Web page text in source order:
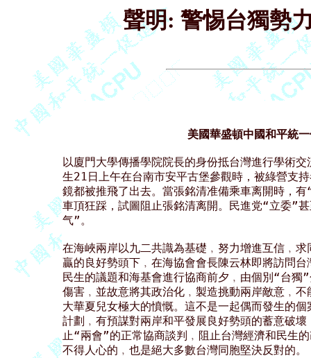
聲明: 警惕台獨勢
美國華盛頓中國和平統一
以廈門大學傳播學院院長的身份抵台灣進行學術
生21日上午在台南市安平古堡參觀時，被綠營支
鏡都被推飛了出去。當張銘清准備乘車离開時，
車頂狂踩，試圖阻止張銘清离開。民進党“立委”
气”。
在海峽兩岸以九二共識為基礎﹐努力增進互信﹐
贏的良好勢頭下﹐在海協會會長陳云林即將訪問
民生的議題和海基會進行協商前夕﹐由個別“台獨
傷害﹐並故意將其政治化﹐製造挑動兩岸敵意﹐
大華夏兒女極大的憤慨。這不是一起偶而發生的
計劃﹐有預謀對兩岸和平發展良好勢頭的蓄意破
止“兩會”的正常協商談判﹐阻止台灣經濟和民生
不得人心的﹐也是絕大多數台灣同胞堅決反對的。